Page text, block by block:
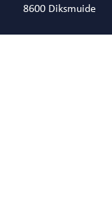
8600 Diksmuide